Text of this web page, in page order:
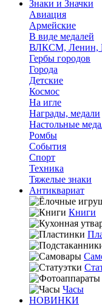
Знаки и Значки
Авиация
Армейские
В виде медалей
ВЛКСМ, Ленин,
Гербы городов
Города
Детские
Космос
На игле
Награды, медали
Настольные
Ромбы
События
Спорт
Техника
Тяжелые знаки
Антиквариат
Книги
Часы
НОВИНКИ